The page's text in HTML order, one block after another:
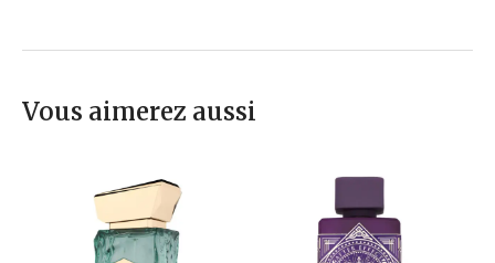
Vous aimerez aussi